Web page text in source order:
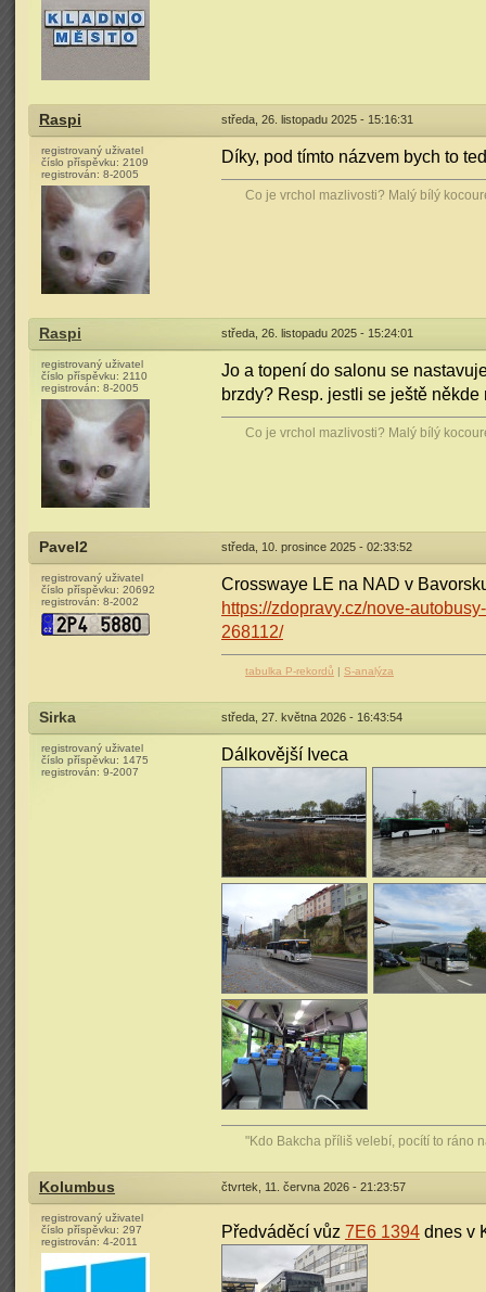
Raspi středa, 26. listopadu 2025 - 15:16:31
registrovaný uživatel
číslo příspěvku: 2109
registrován: 8-2005
Díky, pod tímto názvem bych to
Co je vrchol mazlivosti? Malý bílý
Raspi středa, 26. listopadu 2025 - 15:24:01
registrovaný uživatel
číslo příspěvku: 2110
registrován: 8-2005
Jo a topení do salonu se
brzdy? Resp. jestli se ještě
Co je vrchol mazlivosti? Malý bílý
Pavel2 středa, 10. prosince 2025 - 02:33:52
registrovaný uživatel
číslo příspěvku: 20692
registrován: 8-2002
Crosswaye LE na NAD v
https://zdopravy.cz/nove-
268112/
tabulka P-rekordů | S-analýza
Sirka středa, 27. května 2026 - 16:43:54
registrovaný uživatel
číslo příspěvku: 1475
registrován: 9-2007
Dálkovější Iveca
"Kdo Bakcha příliš velebí, pocítí to ráno
Kolumbus čtvrtek, 11. června 2026 - 21:23:57
registrovaný uživatel
číslo příspěvku: 297
registrován: 4-2011
Předváděcí vůz 7E6 1394 dnes v